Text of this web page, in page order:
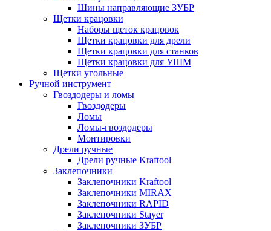
Шины направляющие ЗУБР
Щетки крацовки
Наборы щеток крацовок
Щетки крацовки для дрели
Щетки крацовки для станков
Щетки крацовки для УШМ
Щетки угольные
Ручной инструмент
Гвоздодеры и ломы
Гвоздодеры
Ломы
Ломы-гвоздодеры
Монтировки
Дрели ручные
Дрели ручные Kraftool
Заклепочники
Заклепочники Kraftool
Заклепочники MIRAX
Заклепочники RAPID
Заклепочники Stayer
Заклепочники ЗУБР